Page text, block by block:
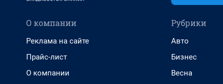
О компании
Реклама на сайте
Прайс-лист
О компании
Рубрики
Авто
Бизнес
Весна